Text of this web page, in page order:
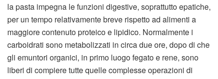
la pasta impegna le funzioni digestive, soprattutto epatiche,
per un tempo relativamente breve rispetto ad alimenti a
maggiore contenuto proteico e lipidico. Normalmente i
carboidrati sono metabolizzati in circa due ore, dopo di che
gli emuntori organici, in primo luogo fegato e rene, sono
liberi di compiere tutte quelle complesse operazioni di